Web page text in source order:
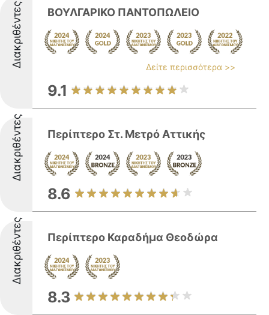
Διακριθέντες ΒΟΥΛΓΑΡΙΚΟ ΠΑΝΤΟΠΩΛΕΙΟ
Δείτε περισσότερα >>
9.1
Διακριθέντες Περίπτερο Στ. Μετρό Αττικής
8.6
Διακριθέντες Περίπτερο Καραδήμα Θεοδώρα
8.3